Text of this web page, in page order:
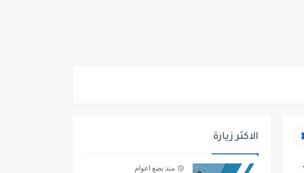
الاكثر زيارة
منذ بضع اعوام